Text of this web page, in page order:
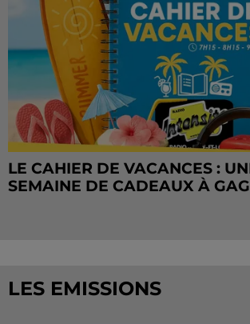
LE CAHIER DE VACANCES :
SEMAINE DE CADEAUX À
LES EMISSIONS